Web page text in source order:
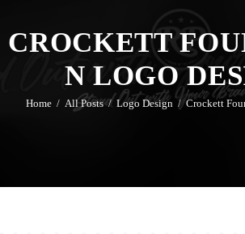
CROCKETT
N LOGO
Home All Posts Logo Design Crockett